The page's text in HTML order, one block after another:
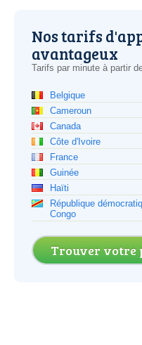
Nos tarifs
avantageux
Tarifs par minute à partir
Belgique
Cameroun
Canada
Côte d'Ivoire
France
Guinée
Haïti
République
Congo
Trouver votre